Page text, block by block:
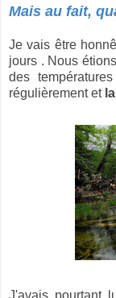
Mais au fait,
Je vais être
jours . Nous
des
régulièrement etla
J'avais pourtant